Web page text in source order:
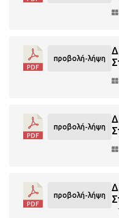
προβολή-λήψη
προβολή-λήψη
προβολή-λήψη